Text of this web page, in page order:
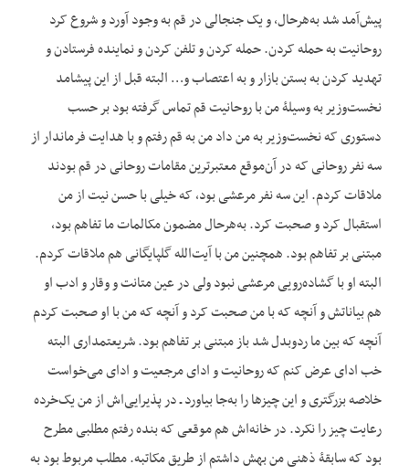
پیش‌آمد شد به‌هرحال، و یک جنجالی در قم به وجود آورد و شروع کرد
روحانیت به حمله کردن. حمله کردن و تلفن کردن و نماینده فرستادن و
تهدید کردن به بستن بازار و به اعتصاب و… البته قبل از این پیشامد
نخست‌وزیر به وسیلۀ من با روحانیت قم تماس گرفته بود بر حسب
دستوری که نخست‌وزیر به من داد من به قم رفتم و با هدایت فرماندار از
سه نفر روحانی که در آن‌موقع معتبرترین مقامات روحانی در قم بودند
ملاقات کردم. این سه نفر مرعشی بود، که خیلی با حسن نیت از من
استقبال کرد و صحبت کرد. به‌هرحال مضمون مکالمات ما تفاهم بود،
مبتنی بر تفاهم بود. همچنین من با آیت‌الله گلپایگانی هم ملاقات کردم.
البته او با گشاده‌رویی مرعشی نبود ولی در عین متانت و وقار و ادب او
هم بیاناتش و آنچه که با من صحبت کرد و آنچه که من با او صحبت کردم
آنچه که بین ما ردوبدل شد باز مبتنی بر تفاهم بود. شریعتمداری البته
خب ادای عرض کنم که روحانیت و ادای مرجعیت و ادای می‌خواست
خلاصه بزرگتری و این چیزها را به‌جا بیاورد ـ در پذیرایی‌اش از من یک‌خرده
رعایت چیز را نکرد. در خانه‌اش هم موقعی که بنده رفتم مطلبی مطرح
بود که سابقۀ ذهنی من بهش داشتم از طریق مکاتبه. مطلب مربوط بود به